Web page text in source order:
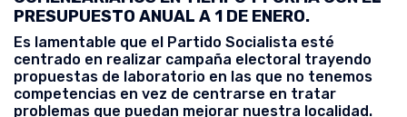
PRESUPUESTO ANUAL A 1 DE ENERO.
Es lamentable que el Partido Socialista esté
centrado en realizar campaña electoral trayendo
propuestas de laboratorio en las que no tenemos
competencias en vez de centrarse en tratar
problemas que puedan mejorar nuestra localidad.